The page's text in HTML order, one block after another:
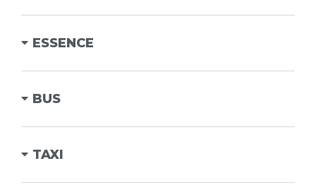
ESSENCE
BUS
TAXI